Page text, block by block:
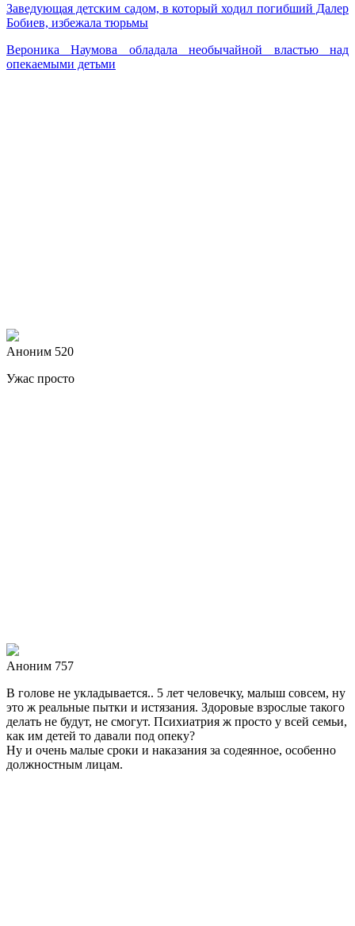
Заведующая детским садом, в который ходил погибший Далер
Бобиев, избежала тюрьмы
Вероника Наумова обладала необычайной властью над
опекаемыми детьми
Аноним 520
Ужас просто
Аноним 757
В голове не укладывается.. 5 лет человечку, малыш совсем, ну
это ж реальные пытки и истязания. Здоровые взрослые такого
делать не будут, не смогут. Психиатрия ж просто у всей семьи,
как им детей то давали под опеку?
Ну и очень малые сроки и наказания за содеянное, особенно
должностным лицам.